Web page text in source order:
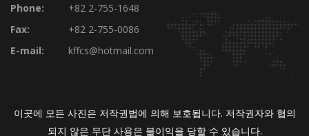
Phone:
+82 2-755-1648
Fax:
+82 2-755-0086
E-mail:
kffcs@hotmail.com
이곳에 모든 사진은 저작권법에 의해 보호됩니다. 저작권자와 협의
되지 않은 무단 사용은 불이익을 당할 수 있습니다.